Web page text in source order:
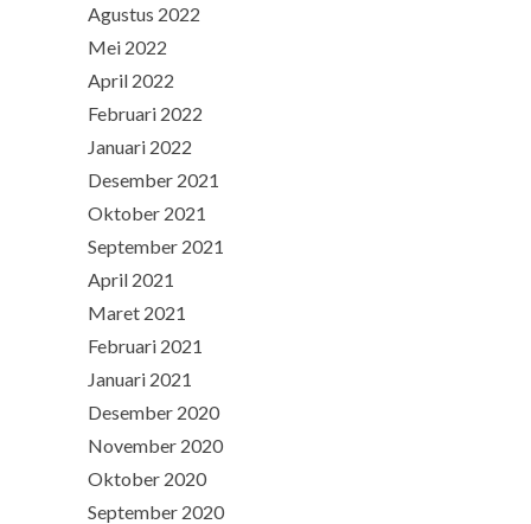
Agustus 2022
Mei 2022
April 2022
Februari 2022
Januari 2022
Desember 2021
Oktober 2021
September 2021
April 2021
Maret 2021
Februari 2021
Januari 2021
Desember 2020
November 2020
Oktober 2020
September 2020